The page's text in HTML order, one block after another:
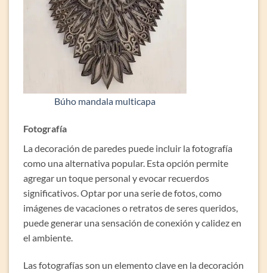
Búho mandala multicapa
Fotografía
La decoración de paredes puede incluir la fotografía
como una alternativa popular. Esta opción permite
agregar un toque personal y evocar recuerdos
significativos. Optar por una serie de fotos, como
imágenes de vacaciones o retratos de seres queridos,
puede generar una sensación de conexión y calidez en
el ambiente.
Las fotografías son un elemento clave en la decoración